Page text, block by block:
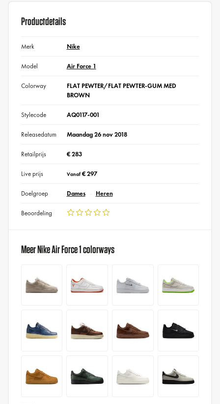
Productdetails
Merk Nike
Model Air Force 1
Colorway
FLAT PEWTER/FLAT PEWTER-GUM MED
BROWN
Stylecode AQ0117-001
Releasedatum Maandag 26 nov 2018
Retailprijs € 283
Live prijs Vanaf€ 297
Doelgroep Dames Heren
Beoordeling
Meer Nike Air Force 1 colorways